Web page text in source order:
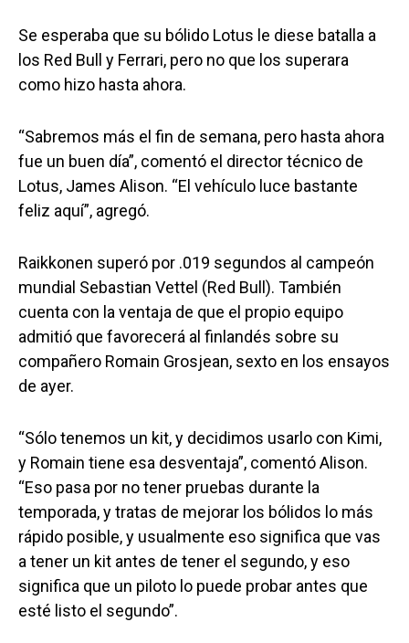
Se esperaba que su bólido Lotus le diese batalla a
los Red Bull y Ferrari, pero no que los superara
como hizo hasta ahora.
“Sabremos más el fin de semana, pero hasta ahora
fue un buen día”, comentó el director técnico de
Lotus, James Alison. “El vehículo luce bastante
feliz aquí”, agregó.
Raikkonen superó por .019 segundos al campeón
mundial Sebastian Vettel (Red Bull). También
cuenta con la ventaja de que el propio equipo
admitió que favorecerá al finlandés sobre su
compañero Romain Grosjean, sexto en los ensayos
de ayer.
“Sólo tenemos un kit, y decidimos usarlo con Kimi,
y Romain tiene esa desventaja”, comentó Alison.
“Eso pasa por no tener pruebas durante la
temporada, y tratas de mejorar los bólidos lo más
rápido posible, y usualmente eso significa que vas
a tener un kit antes de tener el segundo, y eso
significa que un piloto lo puede probar antes que
esté listo el segundo”.